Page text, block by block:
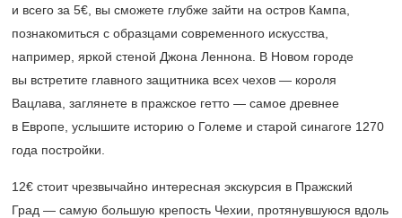
и всего за 5€, вы сможете глубже зайти на остров Кампа,
познакомиться с образцами современного искусства,
например, яркой стеной Джона Леннона. В Новом городе
вы встретите главного защитника всех чехов — короля
Вацлава, заглянете в пражское гетто — самое древнее
в Европе, услышите историю о Големе и старой синагоге 1270
года постройки.
12€ стоит чрезвычайно интересная экскурсия в Пражский
Град — самую большую крепость Чехии, протянувшуюся вдоль